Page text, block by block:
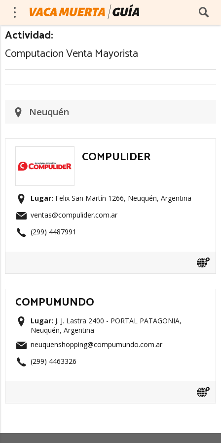
Actividad:
Computacion Venta Mayorista
Neuquén
COMPULIDER
Lugar: Felix San Martín 1266, Neuquén, Argentina
ventas@compulider.com.ar
(299) 4487991
COMPUMUNDO
Lugar: J. J. Lastra 2400 - PORTAL PATAGONIA,
Neuquén, Argentina
neuquenshopping@compumundo.com.ar
(299) 4463326